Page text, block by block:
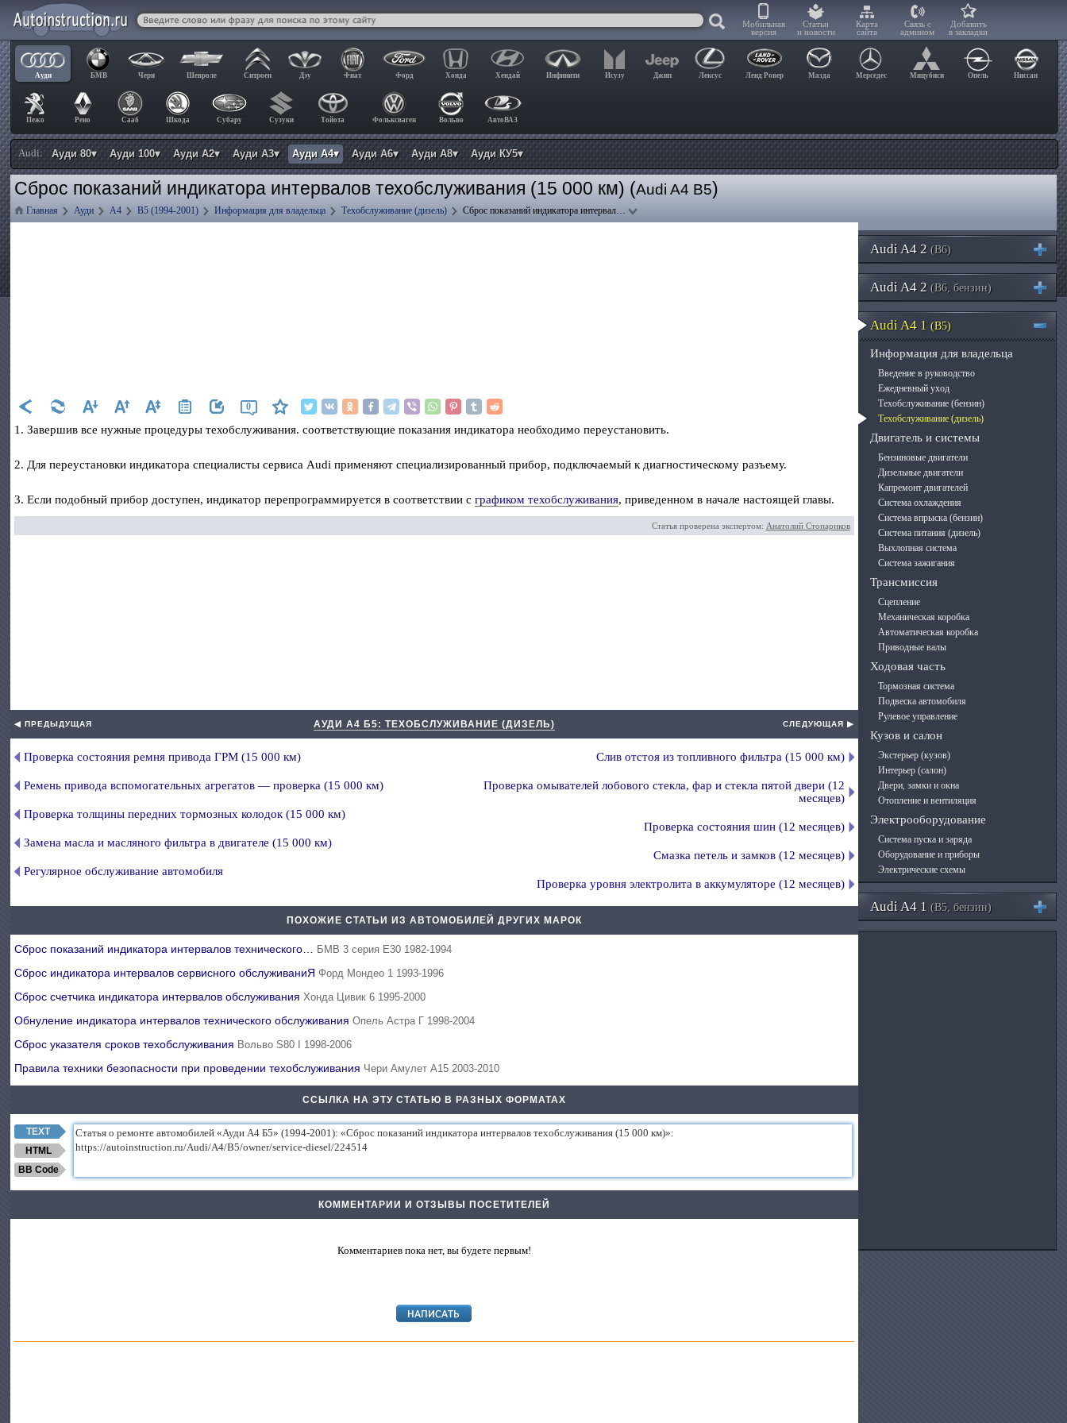
Мобильная
версия
Статьи
и новости
Карта
сайта
Связь с
админом
Добавить
в закладки
Ауди БМВ Чери Шевроле Ситроен Дэу Фиат Форд Хонда Хендай Инфинити Исузу Джип Лексус Ленд Ровер Мазда Мерседес Мицубиси Опель Ниссан
Пежо Рено Сааб Шкода Субару Сузуки Тойота Фольксваген Вольво АвтоВАЗ
Audi: Ауди 80▾ Ауди 100▾ Ауди А2▾ Ауди А3▾ Ауди А4▾ Ауди А6▾ Ауди А8▾ Ауди КУ5▾
Сброс показаний индикатора интервалов техобслуживания (15 000 км) (Audi A4 B5)
Главная Ауди А4 B5 (1994-2001) Информация для владельца Техобслуживание (дизель) Сброс показаний индикатора интервал…
0
1. Завершив все нужные процедуры техобслуживания. соответствующие показания индикатора необходимо переустановить.
2. Для переустановки индикатора специалисты сервиса Audi применяют специализированный прибор, подключаемый к диагностическому разъему.
3. Если подобный прибор доступен, индикатор перепрограммируется в соответствии сграфиком техобслуживания, приведенном в начале настоящей главы.
Статья проверена экспертом: Анатолий Стопариков
◀ ПРЕДЫДУЩАЯ АУДИ А4 Б5: ТЕХОБСЛУЖИВАНИЕ (ДИЗЕЛЬ) СЛЕДУЮЩАЯ ▶
Проверка состояния ремня привода ГРМ (15 000 км)
Ремень привода вспомогательных агрегатов — проверка (15 000 км)
Проверка толщины передних тормозных колодок (15 000 км)
Замена масла и масляного фильтра в двигателе (15 000 км)
Регулярное обслуживание автомобиля
Слив отстоя из топливного фильтра (15 000 км)
Проверка омывателей лобового стекла, фар и стекла пятой двери (12
месяцев)
Проверка состояния шин (12 месяцев)
Смазка петель и замков (12 месяцев)
Проверка уровня электролита в аккумуляторе (12 месяцев)
ПОХОЖИЕ СТАТЬИ ИЗ АВТОМОБИЛЕЙ ДРУГИХ МАРОК
Сброс показаний индикатора интервалов технического… БМВ 3 серия Е30 1982-1994
Сброс индикатора интервалов сервисного обслуживаниЯФорд Мондео 1 1993-1996
Сброс счетчика индикатора интервалов обслуживанияХонда Цивик 6 1995-2000
Обнуление индикатора интервалов технического обслуживанияОпель Астра Г 1998-2004
Сброс указателя сроков техобслуживания Вольво S80 I 1998-2006
Правила техники безопасности при проведении техобслуживания Чери Амулет А15 2003-2010
ССЫЛКА НА ЭТУ СТАТЬЮ В РАЗНЫХ ФОРМАТАХ
TEXT
HTML
BB Code
КОММЕНТАРИИ И ОТЗЫВЫ ПОСЕТИТЕЛЕЙ
Комментариев пока нет, вы будете первым!
Audi A4 2 (B6)
Audi A4 2 (B6, бензин)
Audi A4 1 (B5)
Информация для владельца
Введение в руководство
Ежедневный уход
Техобслуживание (бензин)
Техобслуживание (дизель)
Двигатель и системы
Бензиновые двигатели
Дизельные двигатели
Капремонт двигателей
Система охлаждения
Система впрыска (бензин)
Система питания (дизель)
Выхлопная система
Система зажигания
Трансмиссия
Сцепление
Механическая коробка
Автоматическая коробка
Приводные валы
Ходовая часть
Тормозная система
Подвеска автомобиля
Рулевое управление
Кузов и салон
Экстерьер (кузов)
Интерьер (салон)
Двери, замки и окна
Отопление и вентиляция
Электрооборудование
Система пуска и заряда
Оборудование и приборы
Электрические схемы
Audi A4 1 (B5, бензин)